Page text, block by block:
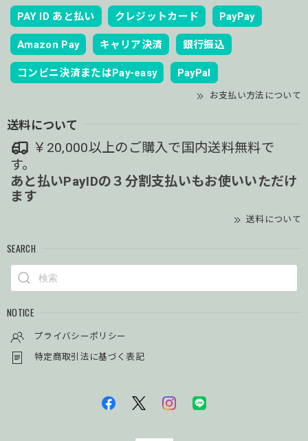
PAY ID あと払い クレジットカード PayPay
Amazon Pay キャリア決済 銀行振込
コンビニ決済またはPay-easy PayPal
お支払い方法について
送料について
￥20,000以上のご購入で国内送料無料で
す。
あと払いPayIDの３分割支払いもお使いいただけ
ます
送料について
SEARCH
NOTICE
プライバシーポリシー
特定商取引法に基づく表記